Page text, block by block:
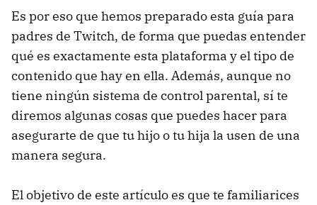
Es por eso que hemos preparado esta guía para
padres de Twitch, de forma que puedas entender
qué es exactamente esta plataforma y el tipo de
contenido que hay en ella. Además, aunque no
tiene ningún sistema de control parental, sí te
diremos algunas cosas que puedes hacer para
asegurarte de que tu hijo o tu hija la usen de una
manera segura.
El objetivo de este artículo es que te familiarices